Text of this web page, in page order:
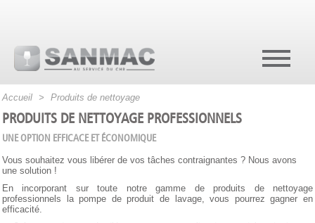
Accueil > Produits de nettoyage
PRODUITS DE NETTOYAGE PROFESSIONNELS
UNE OPTION EFFICACE ET ÉCONOMIQUE
Vous souhaitez vous libérer de vos tâches contraignantes ? Nous avons
une solution !
En incorporant sur toute notre gamme de produits de nettoyage
professionnels la pompe de produit de lavage, vous pourrez gagner en
efficacité.